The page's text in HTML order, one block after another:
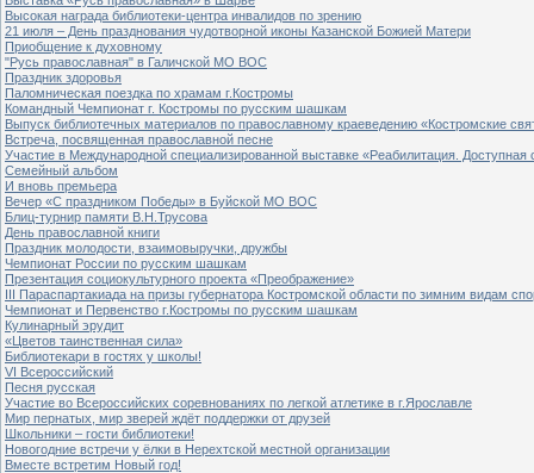
Высокая награда библиотеки-центра инвалидов по зрению
21 июля – День празднования чудотворной иконы Казанской Божией Матери
Приобщение к духовному
"Русь православная" в Галичской МО ВОС
Праздник здоровья
Паломническая поездка по храмам г.Костромы
Командный Чемпионат г. Костромы по русским шашкам
Выпуск библиотечных материалов по православному краеведению «Костромские
Встреча, посвященная православной песне
Участие в Международной специализированной выставке «Реабилитация. Доступная
Семейный альбом
И вновь премьера
Вечер «С праздником Победы» в Буйской МО ВОС
Блиц-турнир памяти В.Н.Трусова
День православной книги
Праздник молодости, взаимовыручки, дружбы
Чемпионат России по русским шашкам
Презентация социокультурного проекта «Преображение»
III Параспартакиада на призы губернатора Костромской области по зимним видам
Чемпионат и Первенство г.Костромы по русским шашкам
Кулинарный эрудит
«Цветов таинственная сила»
Библиотекари в гостях у школы!
VI Всероссийский
Песня русская
Участие во Всероссийских соревнованиях по легкой атлетике в г.Ярославле
Мир пернатых, мир зверей ждёт поддержки от друзей
Школьники – гости библиотеки!
Новогодние встречи у ёлки в Нерехтской местной организации
Вместе встретим Новый год!